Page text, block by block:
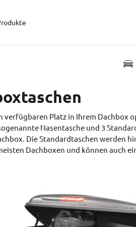
verfügbaren Platz in Ihrem Dachbox
Nasentasche und 3
Die Standardtaschen werden
Dachboxen und können auch